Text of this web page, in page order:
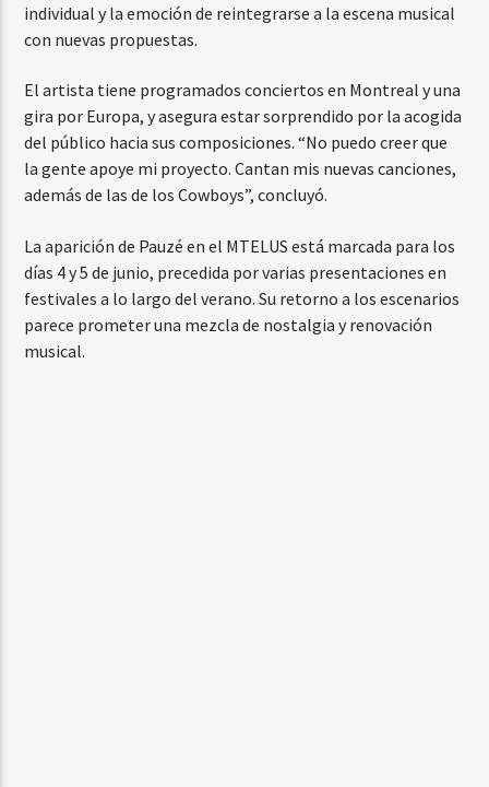
individual y la emoción de reintegrarse a la escena musical
con nuevas propuestas.
El artista tiene programados conciertos en Montreal y una
gira por Europa, y asegura estar sorprendido por la acogida
del público hacia sus composiciones. “No puedo creer que
la gente apoye mi proyecto. Cantan mis nuevas canciones,
además de las de los Cowboys”, concluyó.
La aparición de Pauzé en el MTELUS está marcada para los
días 4 y 5 de junio, precedida por varias presentaciones en
festivales a lo largo del verano. Su retorno a los escenarios
parece prometer una mezcla de nostalgia y renovación
musical.